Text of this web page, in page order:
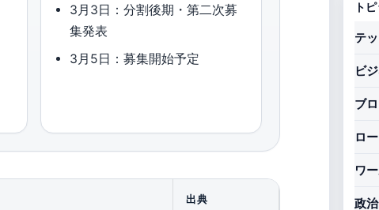
3月3日：分割後期・第二次募
集発表
3月5日：募集開始予定
出典
ト
テ
ビ
ブ
ロ
ワ
政治